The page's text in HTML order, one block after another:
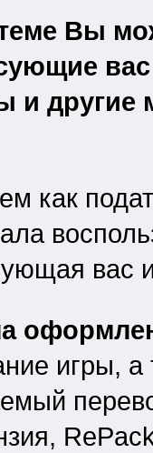
Вы
и другие
как
вас
игры, а